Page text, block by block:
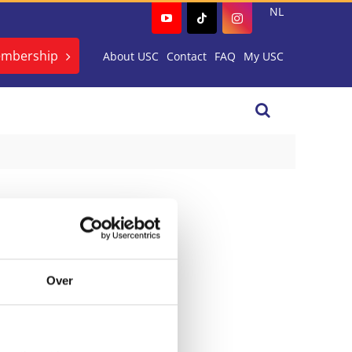
Over
NL
About USC Contact FAQ My USC